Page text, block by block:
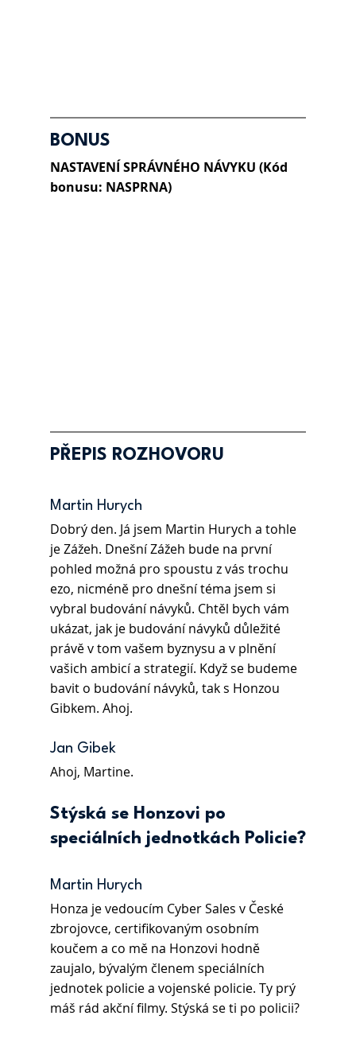
BONUS
NASTAVENÍ SPRÁVNÉHO NÁVYKU (Kód
bonusu: NASPRNA)
PŘEPIS ROZHOVORU
Martin Hurych
Dobrý den. Já jsem Martin Hurych a tohle
je Zážeh. Dnešní Zážeh bude na první
pohled možná pro spoustu z vás trochu
ezo, nicméně pro dnešní téma jsem si
vybral budování návyků. Chtěl bych vám
ukázat, jak je budování návyků důležité
právě v tom vašem byznysu a v plnění
vašich ambicí a strategií. Když se budeme
bavit o budování návyků, tak s Honzou
Gibkem. Ahoj.
Jan Gibek
Ahoj, Martine.
Stýská se Honzovi po
speciálních jednotkách Policie?
Martin Hurych
Honza je vedoucím Cyber Sales v České
zbrojovce, certifikovaným osobním
koučem a co mě na Honzovi hodně
zaujalo, bývalým členem speciálních
jednotek policie a vojenské policie. Ty prý
máš rád akční filmy. Stýská se ti po policii?